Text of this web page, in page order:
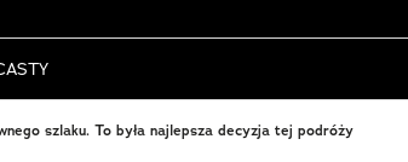
szlaku. To była najlepsza decyzja tej podróży